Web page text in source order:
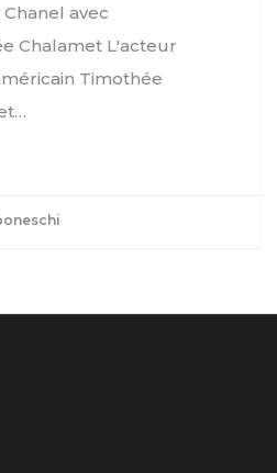
avec
Chalamet L'acteur
Timothée